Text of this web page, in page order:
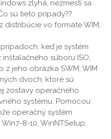
zlyhá, nezmestí sa
sú tieto prípady??
distribúcie vo formáte WIM,
keď je systém
súboru ISO,
z jeho obrázka SWM, WIM
dvoch, ktoré sú
zostavy operačného
systému. Pomocou
operačný systém
8-10, WinNTSetup,